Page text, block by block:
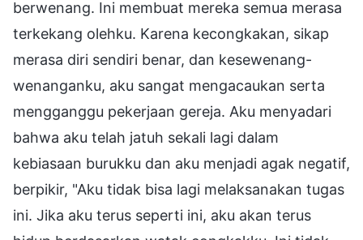
berwenang. Ini membuat mereka semua merasa
terkekang olehku. Karena kecongkakan, sikap
merasa diri sendiri benar, dan kesewenang-
wenanganku, aku sangat mengacaukan serta
mengganggu pekerjaan gereja. Aku menyadari
bahwa aku telah jatuh sekali lagi dalam
kebiasaan burukku dan aku menjadi agak negatif,
berpikir, "Aku tidak bisa lagi melaksanakan tugas
ini. Jika aku terus seperti ini, aku akan terus